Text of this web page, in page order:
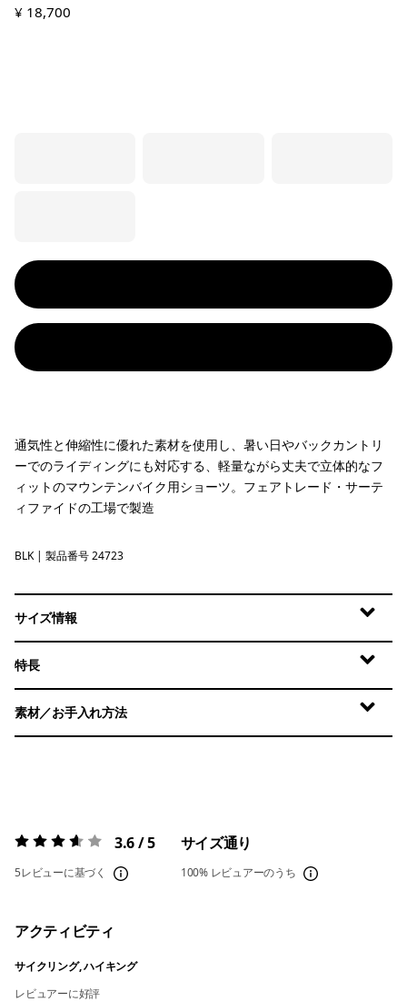
¥ 18,700
通気性と伸縮性に優れた素材を使用し、暑い日やバックカントリ
ーでのライディングにも対応する、軽量ながら丈夫で立体的なフ
ィットのマウンテンバイク用ショーツ。フェアトレード・サーテ
ィファイドの工場で製造
Black
BLK | 製品番号 24723
サイズ情報
特長
素材／お手入れ方法
評価:3.6 / 5 3.6 / 5
5レビューに基づく
サイズ通り
100% レビュアーのうち
アクティビティ
サイクリング, ハイキング
レビュアーに好評